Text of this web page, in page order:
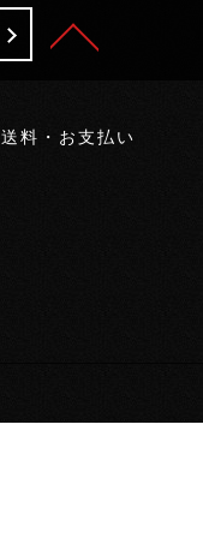
送料・お支払い